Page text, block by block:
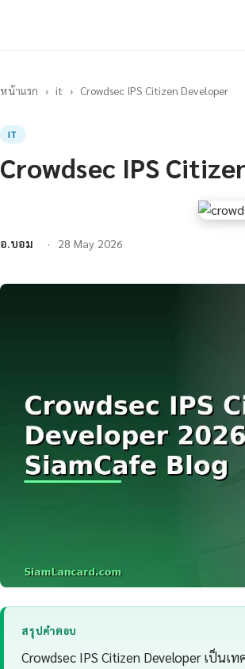
หน้าแรก › it › Crowdsec IPS Citizen Developer
IT
Crowdsec IPS
อ.บอม 28 May 2026
สรุปคำตอบ
Crowdsec IPS Citizen Developer เป็น